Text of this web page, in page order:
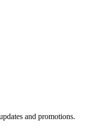
and promotions.